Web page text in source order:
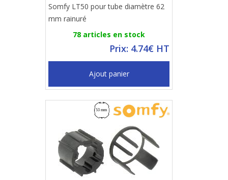
Somfy LT50 pour tube diamètre 62
mm rainuré
78 articles en stock
Prix: 4.74€ HT
Ajout panier